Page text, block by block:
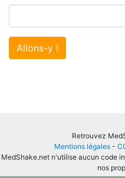
Allons-y !
Retrouvez
Mentions légales -
MedShake.net n'utilise aucun code
nos